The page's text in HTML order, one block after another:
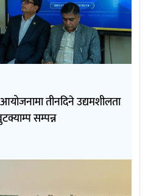
तीनदिने उद्यमशीलता
सम्पन्न